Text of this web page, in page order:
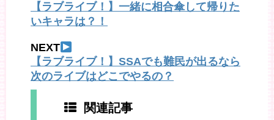
【ラブライブ！】一緒に相合傘して帰りた
いキャラは？！
NEXT
【ラブライブ！】SSAでも難民が出るなら
次のライブはどこでやるの？
関連記事